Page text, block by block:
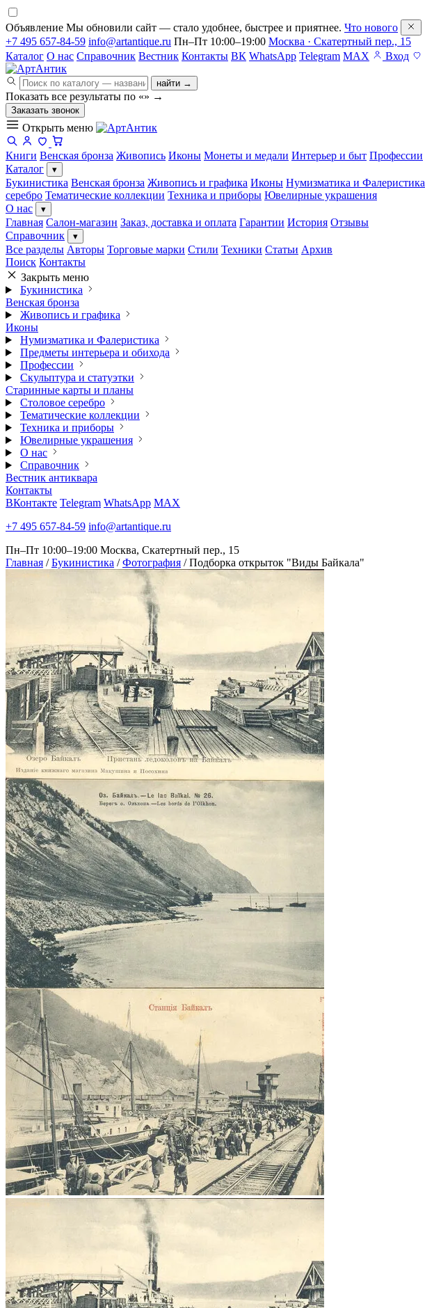
Объявление Мы обновили сайт — стало удобнее, быстрее и приятнее. Что нового
+7 495 657-84-59 info@artantique.ru Пн–Пт 10:00–19:00 Москва · Скатертный пер., 15
Каталог О нас Справочник Вестник Контакты ВК WhatsApp Telegram MAX Вход
найти →
Показать все результаты по «» →
Заказать звонок
Открыть меню
Книги Венская бронза Живопись Иконы Монеты и медали Интерьер и быт Профессии
Каталог
▾
Букинистика Венская бронза Живопись и графика Иконы Нумизматика и Фалеристика
серебро Тематические коллекции Техника и приборы Ювелирные украшения
О нас
▾
Главная Салон-магазин Заказ, доставка и оплата Гарантии История Отзывы
Справочник
▾
Все разделы Авторы Торговые марки Стили Техники Статьи Архив
Поиск Контакты
Закрыть меню
Букинистика
Венская бронза
Живопись и графика
Иконы
Нумизматика и Фалеристика
Предметы интерьера и обихода
Профессии
Скульптура и статуэтки
Старинные карты и планы
Столовое серебро
Тематические коллекции
Техника и приборы
Ювелирные украшения
О нас
Справочник
Вестник антиквара
Контакты
ВКонтакте Telegram WhatsApp MAX
+7 495 657-84-59 info@artantique.ru
Пн–Пт 10:00–19:00 Москва, Скатертный пер., 15
Главная / Букинистика / Фотография / Подборка открыток "Виды Байкала"